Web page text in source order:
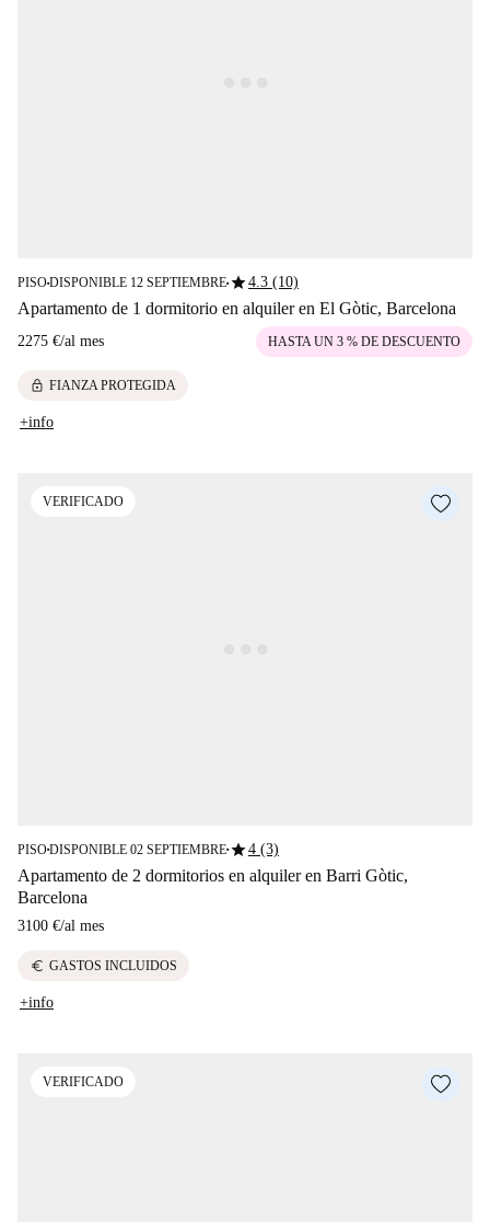
PISO■DISPONIBLE 12 SEPTIEMBRE■star4.3 (10)
Apartamento de 1 dormitorio en alquiler en El Gòtic, Barcelona
2275 €/al mes HASTA UN 3 % DE DESCUENTO
lock FIANZA PROTEGIDA
+info
VERIFICADO
PISO■DISPONIBLE 02 SEPTIEMBRE■star4 (3)
Apartamento de 2 dormitorios en alquiler en Barri Gòtic,
Barcelona
3100 €/al mes
euro GASTOS INCLUIDOS
+info
VERIFICADO